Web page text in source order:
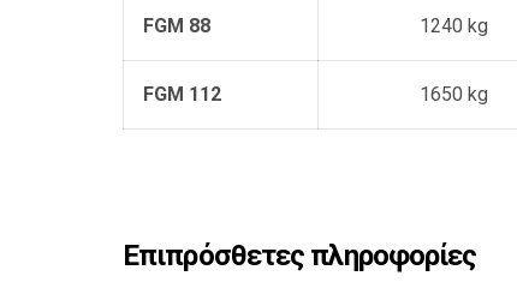
FGM 88 1240 kg
FGM 112 1650 kg
Επιπρόσθετες πληροφορίες